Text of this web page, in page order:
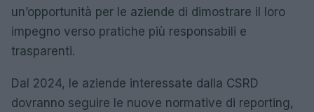
un’opportunità per le aziende di dimostrare il loro
impegno verso pratiche più responsabili e
trasparenti.
Dal 2024, le aziende interessate dalla CSRD
dovranno seguire le nuove normative di reporting,